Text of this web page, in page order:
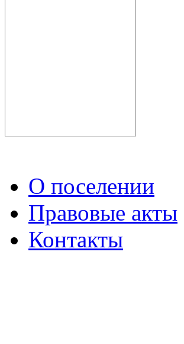
О поселении
Правовые акты
Контакты